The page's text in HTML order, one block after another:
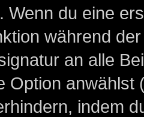
Wenn du eine
während
an alle
Option anwählst
indem